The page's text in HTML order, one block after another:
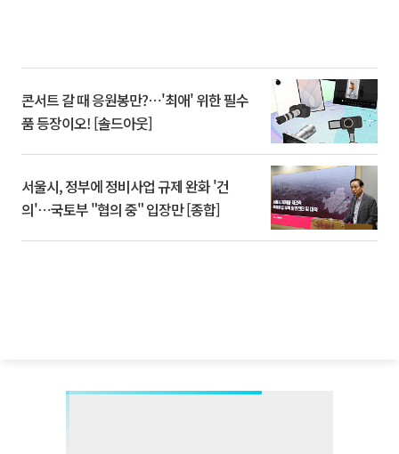
콘서트 갈 때 응원봉만?⋯'최애' 위한 필수
품 등장이오! [솔드아웃]
서울시, 정부에 정비사업 규제 완화 '건
의'⋯국토부 "협의 중" 입장만 [종합]